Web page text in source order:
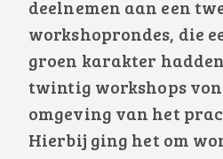
deelnemen aan een
workshoprondes, die
groen karakter
twintig workshops
omgeving van het
Hierbij ging het om